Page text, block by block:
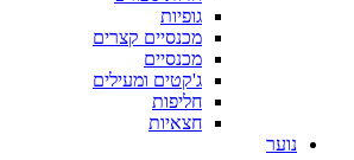
גופיות
מכנסיים קצרים
מכנסיים
ג'קטים ומעילים
חליפות
חצאיות
נוער